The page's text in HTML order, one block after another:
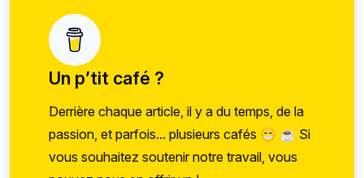
Un p’tit café ?
Derrière chaque article, il y a du temps, de la
passion, et parfois... plusieurs cafés 😁 ☕ Si
vous souhaitez soutenir notre travail, vous